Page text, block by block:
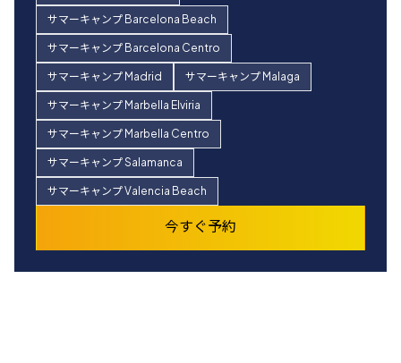
サマーキャンプ Barcelona Beach
サマーキャンプ Barcelona Centro
サマーキャンプ Madrid サマーキャンプ Malaga
サマーキャンプ Marbella Elviria
サマーキャンプ Marbella Centro
サマーキャンプ Salamanca
サマーキャンプ Valencia Beach
今すぐ予約
夕食が提供されます。
利用可能な場所
サマーキャンプ Barcelona Centro
サマーキャンプ Madrid サマーキャンプ Marbella Centro
サマーキャンプ Salamanca
サマーキャンプ Valencia Beach
今すぐ予約
今すぐ予約